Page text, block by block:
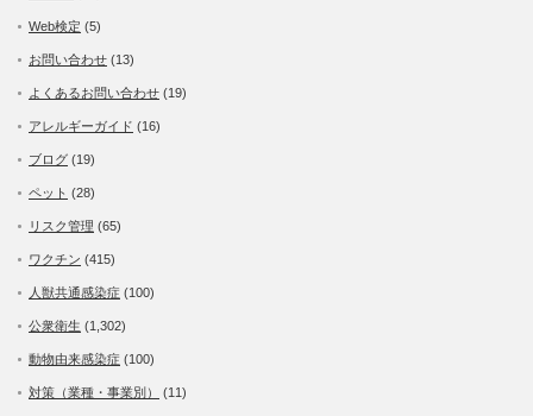
Web検定 (5)
お問い合わせ (13)
よくあるお問い合わせ (19)
アレルギーガイド (16)
ブログ (19)
ペット (28)
リスク管理 (65)
ワクチン (415)
人獣共通感染症 (100)
公衆衛生 (1,302)
動物由来感染症 (100)
対策（業種・事業別） (11)